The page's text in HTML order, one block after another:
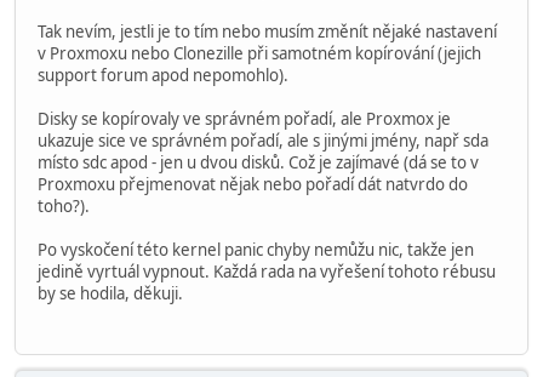
Tak nevím, jestli je to tím nebo musím změnít nějaké nastavení
v Proxmoxu nebo Clonezille při samotném kopírování (jejich
support forum apod nepomohlo).
Disky se kopírovaly ve správném pořadí, ale Proxmox je
ukazuje sice ve správném pořadí, ale s jinými jmény, např sda
místo sdc apod - jen u dvou disků. Což je zajímavé (dá se to v
Proxmoxu přejmenovat nějak nebo pořadí dát natvrdo do
toho?).
Po vyskočení této kernel panic chyby nemůžu nic, takže jen
jedině vyrtuál vypnout. Každá rada na vyřešení tohoto rébusu
by se hodila, děkuji.